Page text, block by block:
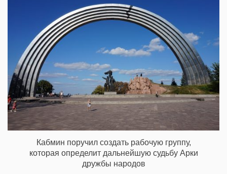
Кабмин поручил создать рабочую группу,
которая определит дальнейшую судьбу Арки
дружбы народов